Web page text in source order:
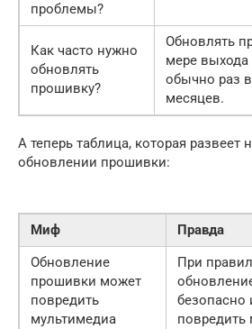
проблемы?
Как часто нужно
обновлять
прошивку?
Обновлять
мере
обычно раз
месяцев.
А теперь таблица, которая
обновлении прошивки:
Миф
Правда
Обновление
прошивки может
повредить
мультимедиа
При
безопасно
повредить